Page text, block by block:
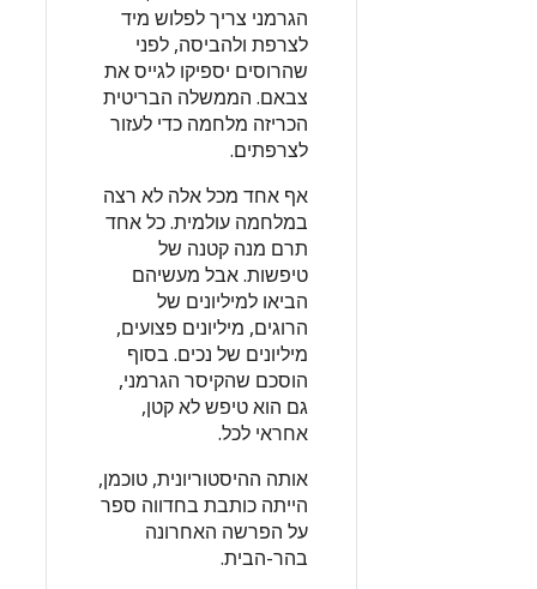
הגרמני צריך לפלוש מיד
לצרפת ולהביסה, לפני
שהרוסים יספיקו לגייס את
צבאם. הממשלה הבריטית
הכריזה מלחמה כדי לעזור
לצרפתים.
אף אחד מכל אלה לא רצה
במלחמה עולמית. כל אחד
תרם מנה קטנה של
טיפשות. אבל מעשיהם
הביאו למיליונים של
הרוגים, מיליונים פצועים,
מיליונים של נכים. בסוף
הוסכם שהקיסר הגרמני,
גם הוא טיפש לא קטן,
אחראי לכל.
אותה ההיסטוריונית, טוכמן,
הייתה כותבת בחדווה ספר
על הפרשה האחרונה
בהר-הבית.